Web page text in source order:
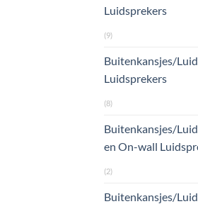
Luidsprekers
(9)
Buitenkansjes/
Luidsprekers
(8)
Buitenkansjes/
en On-wall
(2)
Buitenkansjes/